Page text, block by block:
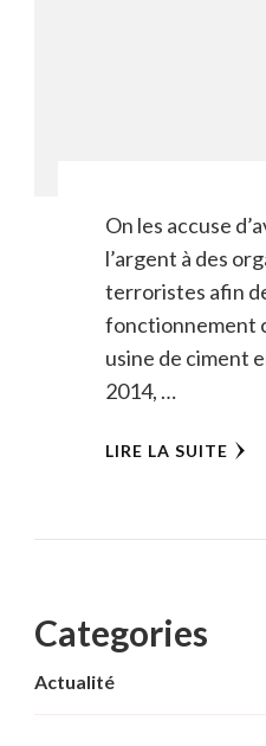
On les accuse
l’argent à des
terroristes afin
fonctionnement
usine de ciment
2014, …
LIRE LA SUITE
Categories
Actualité